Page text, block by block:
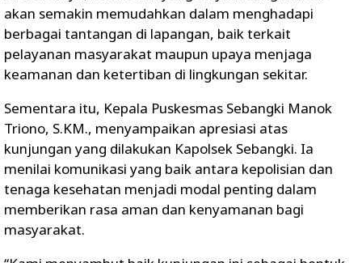
akan semakin memudahkan dalam menghadapi
berbagai tantangan di lapangan, baik terkait
pelayanan masyarakat maupun upaya menjaga
keamanan dan ketertiban di lingkungan sekitar.
Sementara itu, Kepala Puskesmas Sebangki Manok
Triono, S.KM., menyampaikan apresiasi atas
kunjungan yang dilakukan Kapolsek Sebangki. Ia
menilai komunikasi yang baik antara kepolisian dan
tenaga kesehatan menjadi modal penting dalam
memberikan rasa aman dan kenyamanan bagi
masyarakat.